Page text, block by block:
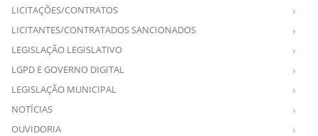
LICITAÇÕES/CONTRATOS
LICITANTES/CONTRATADOS SANCIONADOS
LEGISLAÇÃO LEGISLATIVO
LGPD E GOVERNO DIGITAL
LEGISLAÇÃO MUNICIPAL
NOTÍCIAS
OUVIDORIA